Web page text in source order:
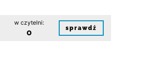
w czytelni:
0 sprawdź